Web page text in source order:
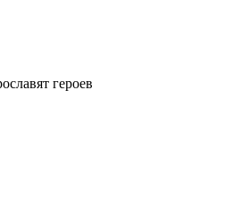
героев